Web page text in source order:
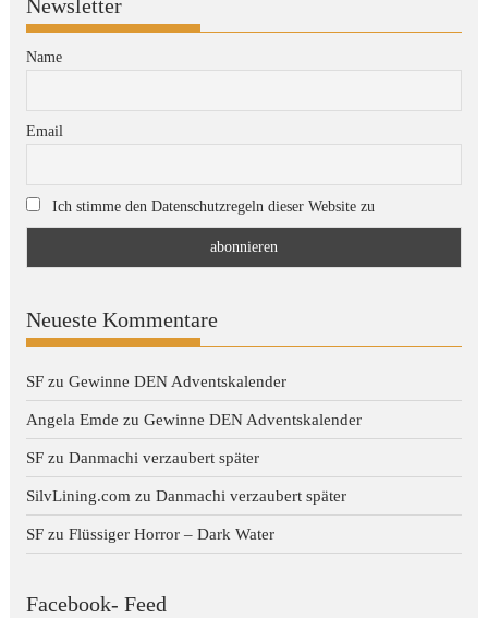
Newsletter
Name
Email
Ich stimme den Datenschutzregeln dieser Website zu
Neueste Kommentare
SF zuGewinne DEN Adventskalender
Angela Emde zuGewinne DEN Adventskalender
SF zuDanmachi verzaubert später
SilvLining.com zuDanmachi verzaubert später
SF zuFlüssiger Horror – Dark Water
Facebook- Feed